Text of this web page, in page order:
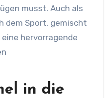
musst. Auch als
dem Sport, gemischt
hervorragende
in die